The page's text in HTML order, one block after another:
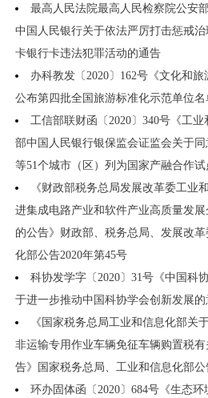
最高人民法院最高人民检察院公安
中国人民银行关于依法严厉打击惩戒
卡银行卡违法犯罪活动的通告
办科教发〔2020〕162号《文化和
公布第四批全国旅游标准化示范单位名
工信部联财函〔2020〕340号《工
部中国人民银行银保监会证监会关于
等51个城市（区）列为国家产融合作试
《财政部税务总局发展改革委工业
进集成电路产业和软件产业高质量发
的公告》财政部、税务总局、发展改
化部公告2020年第45号
科协发学字〔2020〕31号《中国科
于进一步推动中国科协学会创新发展的
《国家税务总局工业和信息化部关
非运输专用作业车辆免征车辆购置税
告》国家税务总局、工业和信息化部公
环办固体函〔2020〕684号《生态